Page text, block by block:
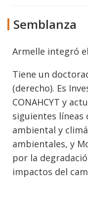
Semblanza
Armelle integró
Tiene un
(derecho). Es
CONAHCYT y
siguientes líneas
ambiental y
ambientales, y
por la
impactos del